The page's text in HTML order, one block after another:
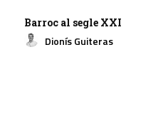
Barroc al segle XXI
Dionís Guiteras